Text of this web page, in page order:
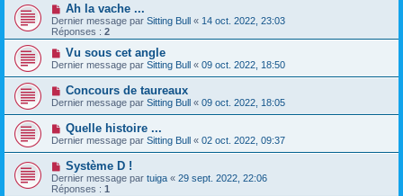
Ah la vache ...
Dernier message par Sitting Bull « 14 oct. 2022, 23:03
Réponses : 2
Vu sous cet angle
Dernier message par Sitting Bull « 09 oct. 2022, 18:50
Concours de taureaux
Dernier message par Sitting Bull « 09 oct. 2022, 18:05
Quelle histoire ...
Dernier message par Sitting Bull « 02 oct. 2022, 09:37
Système D !
Dernier message par tuiga « 29 sept. 2022, 22:06
Réponses : 1